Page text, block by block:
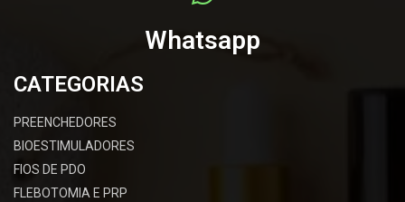
Whatsapp
CATEGORIAS
PREENCHEDORES
BIOESTIMULADORES
FIOS DE PDO
FLEBOTOMIA E PRP